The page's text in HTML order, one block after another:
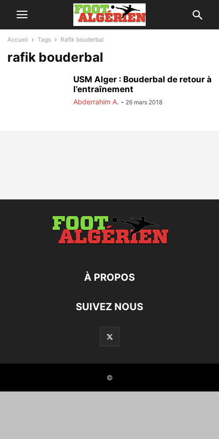
Accueil Tags Rafik bouderbal
rafik bouderbal
USM Alger : Bouderbal de retour à
l’entraînement
Abderrahim A. - 26 mars 2018
À PROPOS
SUIVEZ NOUS
©